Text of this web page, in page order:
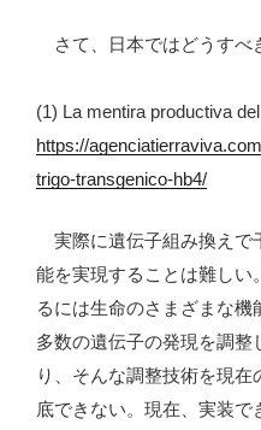
さて、日本ではどうすべ
(1) La mentira productiva
https://
trigo-transgenico-hb4/
実際に遺伝子組み換えで
能を実現することは難しい
るには生命のさまざまな機
多数の遺伝子の発現を調整
り、そんな調整技術を現在
底できない。現在、実装